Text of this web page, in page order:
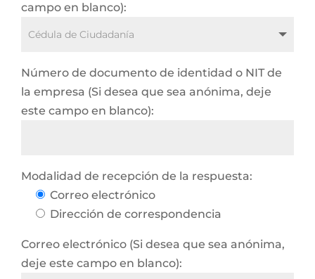
campo en blanco):
Número de documento de identidad o NIT de
la empresa (Si desea que sea anónima, deje
este campo en blanco):
Modalidad de recepción de la respuesta:
Correo electrónico
Dirección de correspondencia
Correo electrónico (Si desea que sea anónima,
deje este campo en blanco):